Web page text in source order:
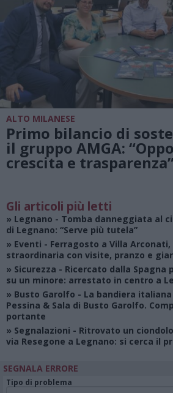
ALTO MILANESE
Primo bilancio di
il gruppo AMGA:
crescita e trasparenza”
Gli articoli più letti
» Legnano - Tomba danneggiata al
di Legnano: “Serve più tutela”
» Eventi - Ferragosto a Villa
straordinaria con visite, pranzo e
» Sicurezza - Ricercato dalla Spagna
su un minore: arrestato in centro a
» Busto Garolfo - La bandiera
Pessina & Sala di Busto Garolfo.
portante
» Segnalazioni - Ritrovato un
via Resegone a Legnano: si cerca il
SEGNALA ERRORE
Tipo di problema